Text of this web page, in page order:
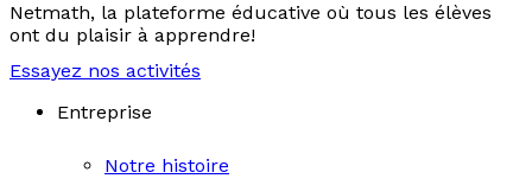
Netmath, la plateforme éducative où tous les élèves
ont du plaisir à apprendre!
Essayez nos activités
Entreprise
Notre histoire